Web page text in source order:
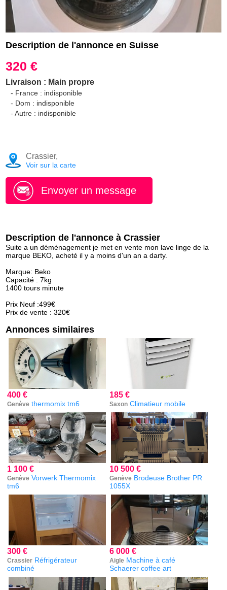
Description de l'annonce en Suisse
320 €
Livraison : Main propre
- France : indisponible
- Dom : indisponible
- Autre : indisponible
Crassier,
Voir sur la carte
Envoyer un message
Description de l'annonce à Crassier
Suite a un déménagement je met en vente mon lave linge de la
marque BEKO, acheté il y a moins d'un an a darty.
Marque: Beko
Capacité : 7kg
1400 tours minute
Prix Neuf :499€
Prix de vente : 320€
Annonces similaires
400 €
Genève thermomix tm6
185 €
Saxon Climatieur mobile
1 100 €
Genève Vorwerk Thermomix
tm6
10 500 €
Genève Brodeuse Brother PR
1055X
300 €
Crassier Réfrigérateur
combiné
6 000 €
Aigle Machine à café
Schaerer coffee art